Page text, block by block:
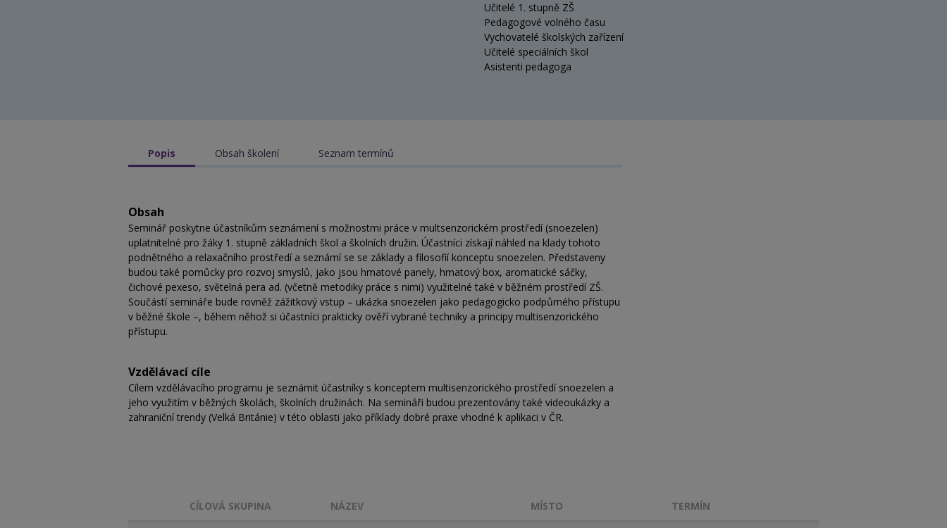
Učitelé 1. stupně ZŠ
Pedagogové volného času
Vychovatelé školských zařízení
Učitelé speciálních škol
Asistenti pedagoga
Popis Obsah školení Seznam termínů
Obsah
Seminář poskytne účastníkům seznámení s možnostmi práce v multsenzorickém prostředí (snoezelen)
uplatnitelné pro žáky 1. stupně základních škol a školních družin. Účastníci získají náhled na klady tohoto
podnětného a relaxačního prostředí a seznámí se se základy a filosofií konceptu snoezelen. Představeny
budou také pomůcky pro rozvoj smyslů, jako jsou hmatové panely, hmatový box, aromatické sáčky,
čichové pexeso, světelná pera ad. (včetně metodiky práce s nimi) využitelné také v běžném prostředí ZŠ.
Součástí semináře bude rovněž zážitkový vstup – ukázka snoezelen jako pedagogicko podpůrného přístupu
v běžné škole –, během něhož si účastníci prakticky ověří vybrané techniky a principy multisenzorického
přístupu.
Vzdělávací cíle
Cílem vzdělávacího programu je seznámit účastníky s konceptem multisenzorického prostředí snoezelen a
jeho využitím v běžných školách, školních družinách. Na semináři budou prezentovány také videoukázky a
zahraniční trendy (Velká Británie) v této oblasti jako příklady dobré praxe vhodné k aplikaci v ČR.
CÍLOVÁ SKUPINA NÁZEV MÍSTO TERMÍN